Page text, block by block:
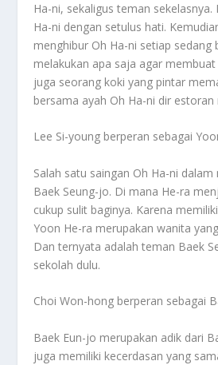
Ha-ni, sekaligus teman
Ha-ni dengan setulus hati.
menghibur Oh Ha-ni setiap sedang
melakukan apa saja agar membuat
juga seorang koki yang pintar
bersama ayah Oh Ha-ni dir estoran
Lee Si-young berperan sebagai
Salah satu saingan Oh Ha-ni
Baek Seung-jo. Di mana He-ra
cukup sulit baginya. Karena
Yoon He-ra merupakan wanita
Dan ternyata adalah teman Baek
sekolah dulu.
Choi Won-hong berperan sebagai
Baek Eun-jo merupakan adik dari
juga memiliki kecerdasan yang